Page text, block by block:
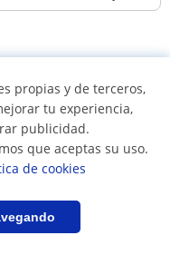
propias y de terceros,
tu experiencia,
publicidad.
que aceptas su uso.
de cookies